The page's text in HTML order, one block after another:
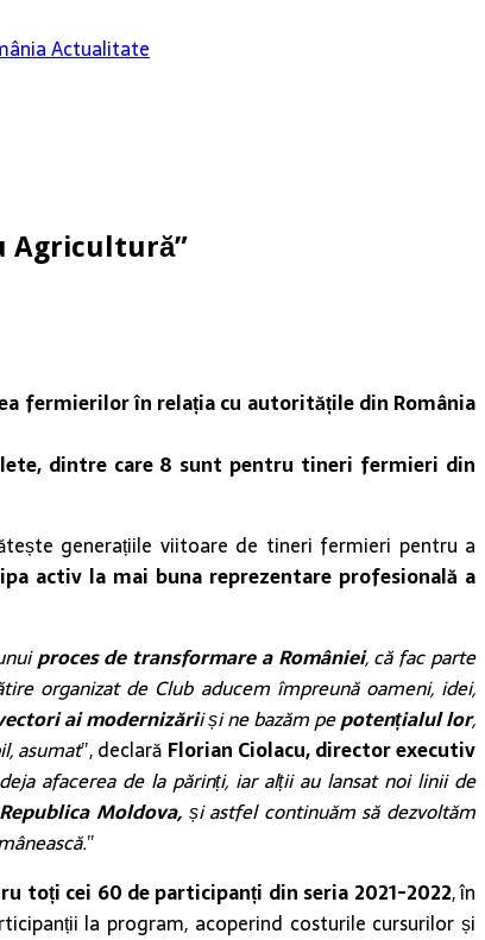
Actualitate
Agricultură”
fermierilor în relația cu autoritățile din România
dintre care 8 sunt pentru tineri fermieri din
generațiile viitoare de tineri fermieri pentru a
activ la mai buna reprezentare profesională a
proces de transformare a României, că fac parte
organizat de Club aducem împreună oameni, idei,
ai modernizării și ne bazăm pepotențialul lor,
asumat”, declară Florian Ciolacu, director executiv
afacerea de la părinți, iar alții au lansat noi linii de
Moldova,și astfel continuăm să dezvoltăm
”
toți cei 60 de participanți din seria 2021-2022, în
la program, acoperind costurile cursurilor și